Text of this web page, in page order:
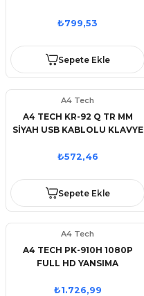
₺799,53
Sepete Ekle
A4 Tech
A4 TECH KR-92 Q TR MM
SİYAH USB KABLOLU KLAVYE
₺572,46
Sepete Ekle
A4 Tech
A4 TECH PK-910H 1080P
FULL HD YANSIMA
₺1.726,99